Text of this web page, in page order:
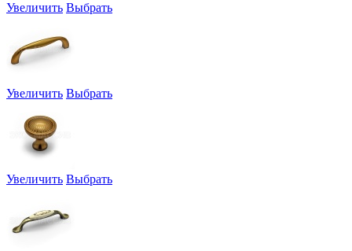
Увеличить Выбрать
Увеличить Выбрать
Увеличить Выбрать